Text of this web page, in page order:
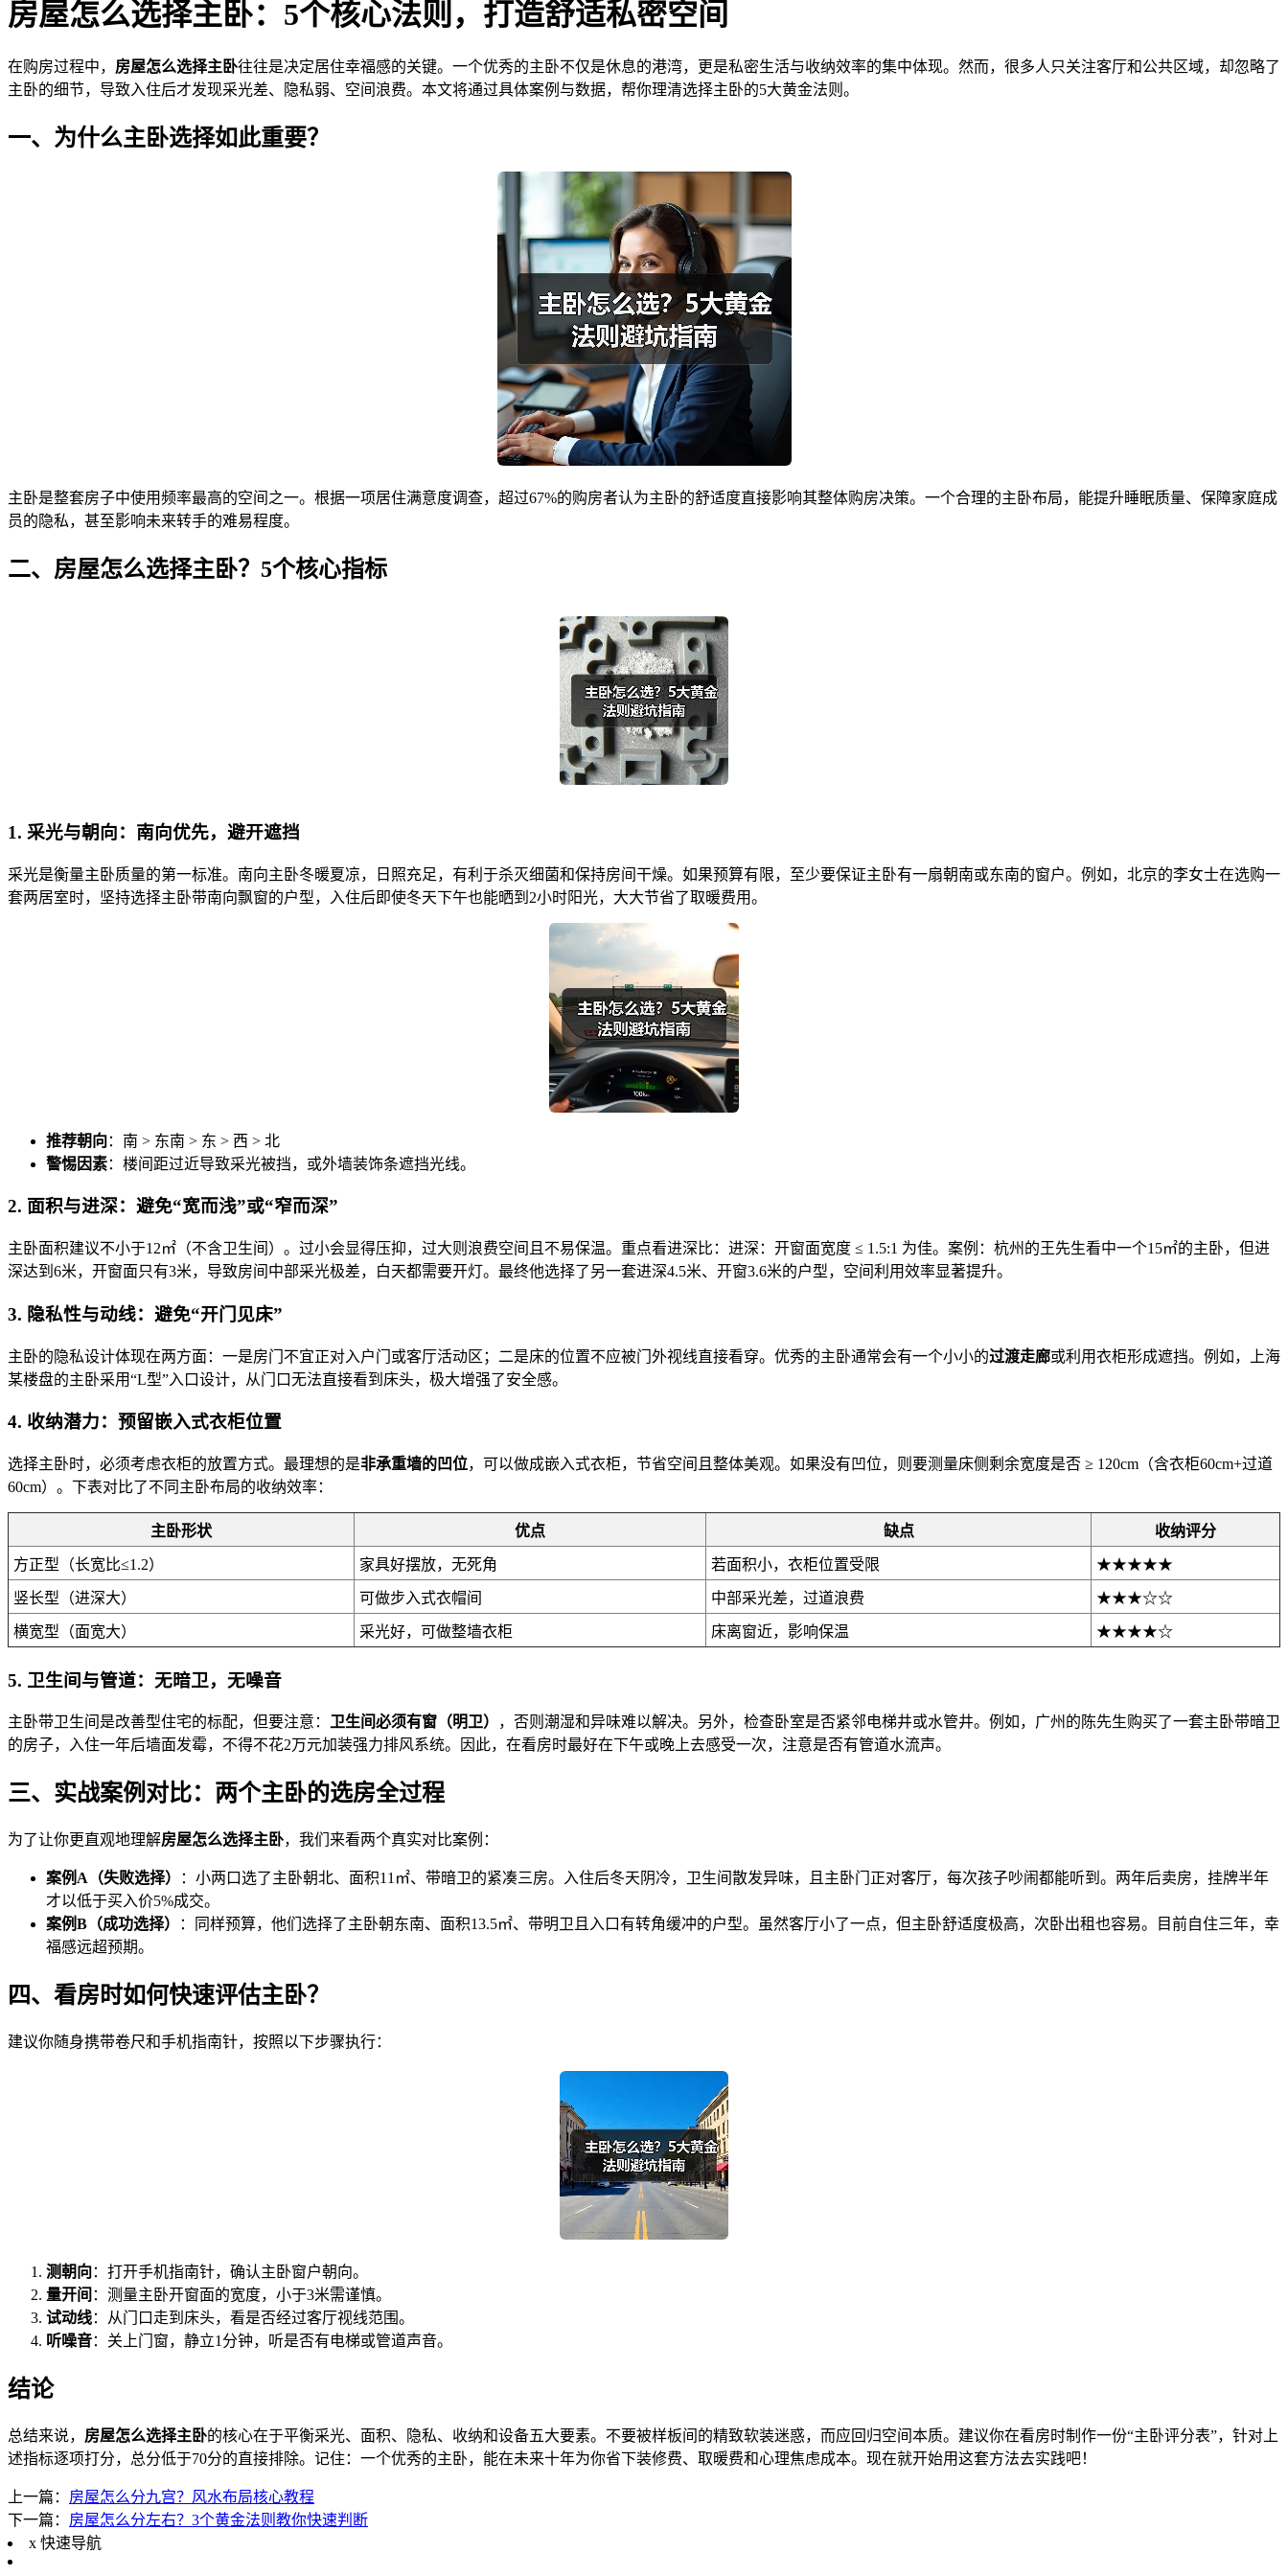
房屋怎么选择主卧：5个核心法则，打造舒适私密空间
在购房过程中， 房屋怎么选择主卧往往是决定居住幸福感的关键。一个优秀的主卧不仅是休息的港湾，更是私密生活与收纳效率的集中体现。然而，很多人只关注客厅和公共区域，却忽略了
主卧的细节，导致入住后才发现采光差、隐私弱、空间浪费。本文将通过具体案例与数据，帮你理清选择主卧的5大黄金法则。
一、为什么主卧选择如此重要？
主卧是整套房子中使用频率最高的空间之一。根据一项居住满意度调查，超过67%的购房者认为主卧的舒适度直接影响其整体购房决策。一个合理的主卧布局，能提升睡眠质量、保障家庭成
员的隐私，甚至影响未来转手的难易程度。
二、房屋怎么选择主卧？5个核心指标
1. 采光与朝向：南向优先，避开遮挡
采光是衡量主卧质量的第一标准。南向主卧冬暖夏凉，日照充足，有利于杀灭细菌和保持房间干燥。如果预算有限，至少要保证主卧有一扇朝南或东南的窗户。例如，北京的李女士在选购一
套两居室时，坚持选择主卧带南向飘窗的户型，入住后即使冬天下午也能晒到2小时阳光，大大节省了取暖费用。
推荐朝向 ：南 > 东南 > 东 > 西 > 北
警惕因素：楼间距过近导致采光被挡，或外墙装饰条遮挡光线。
2. 面积与进深：避免“宽而浅”或“窄而深”
主卧面积建议不小于12㎡（不含卫生间）。过小会显得压抑，过大则浪费空间且不易保温。重点看进深比：进深：开窗面宽度 ≤ 1.5:1 为佳。案例：杭州的王先生看中一个15㎡的主卧，但进
深达到6米，开窗面只有3米，导致房间中部采光极差，白天都需要开灯。最终他选择了另一套进深4.5米、开窗3.6米的户型，空间利用效率显著提升。
3. 隐私性与动线：避免“开门见床”
主卧的隐私设计体现在两方面：一是房门不宜正对入户门或客厅活动区；二是床的位置不应被门外视线直接看穿。优秀的主卧通常会有一个小小的过渡走廊或利用衣柜形成遮挡。例如，上海
某楼盘的主卧采用“L型”入口设计，从门口无法直接看到床头，极大增强了安全感。
4. 收纳潜力：预留嵌入式衣柜位置
选择主卧时，必须考虑衣柜的放置方式。最理想的是非承重墙的凹位，可以做成嵌入式衣柜，节省空间且整体美观。如果没有凹位，则要测量床侧剩余宽度是否 ≥ 120cm（含衣柜60cm+过道
60cm）。下表对比了不同主卧布局的收纳效率：
主卧形状 优点 缺点 收纳评分
方正型（长宽比≤1.2） 家具好摆放，无死角 若面积小，衣柜位置受限 ★★★★★
竖长型（进深大） 可做步入式衣帽间 中部采光差，过道浪费 ★★★☆☆
横宽型（面宽大） 采光好，可做整墙衣柜 床离窗近，影响保温 ★★★★☆
5. 卫生间与管道：无暗卫，无噪音
主卧带卫生间是改善型住宅的标配，但要注意： 卫生间必须有窗（明卫）
，否则潮湿和异味难以解决。另外，检查卧室是否紧邻电梯井或水管井。例如，广州的陈先生购买了一套主卧带暗卫
的房子，入住一年后墙面发霉，不得不花2万元加装强力排风系统。因此，在看房时最好在下午或晚上去感受一次，注意是否有管道水流声。
三、实战案例对比：两个主卧的选房全过程
为了让你更直观地理解房屋怎么选择主卧，我们来看两个真实对比案例：
案例A（失败选择）
：小两口选了主卧朝北、面积11㎡、带暗卫的紧凑三房。入住后冬天阴冷，卫生间散发异味，且主卧门正对客厅，每次孩子吵闹都能听到。两年后卖房，挂牌半年
才以低于买入价5%成交。
案例B（成功选择）
：同样预算，他们选择了主卧朝东南、面积13.5㎡、带明卫且入口有转角缓冲的户型。虽然客厅小了一点，但主卧舒适度极高，次卧出租也容易。目前自住三年，幸
福感远超预期。
四、看房时如何快速评估主卧？
建议你随身携带卷尺和手机指南针，按照以下步骤执行：
测朝向 ：打开手机指南针，确认主卧窗户朝向。
量开间 ：测量主卧开窗面的宽度，小于3米需谨慎。
试动线：从门口走到床头，看是否经过客厅视线范围。
听噪音：关上门窗，静立1分钟，听是否有电梯或管道声音。
结论
总结来说， 房屋怎么选择主卧的核心在于平衡采光、面积、隐私、收纳和设备五大要素。不要被样板间的精致软装迷惑，而应回归空间本质。建议你在看房时制作一份“主卧评分表”，针对上
述指标逐项打分，总分低于70分的直接排除。记住：一个优秀的主卧，能在未来十年为你省下装修费、取暖费和心理焦虑成本。现在就开始用这套方法去实践吧！
上一篇： 房屋怎么分九宫？风水布局核心教程
下一篇： 房屋怎么分左右？3个黄金法则教你快速判断
x 快速导航